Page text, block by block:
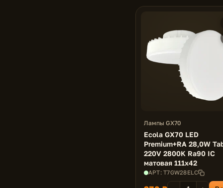
Лампы GX70
Ecola GX70 LED
Premium+RA 28,0W
220V 2800K Ra90 IC
матовая 111x42
АРТ: T7GW28ELC